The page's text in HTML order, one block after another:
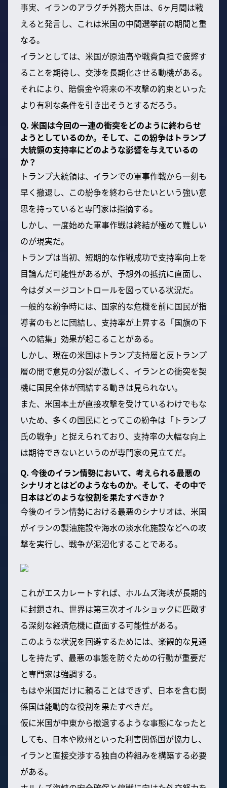
事実、イランのアラグチ外務大臣は、6ヶ月間は戦
えると発言し、これは米国の中間選挙前の期間と重
なる。
イランとしては、米国が原油高や戦費負担で疲弊す
ることを期待し、交渉を長期化させる動機がある。
それにより、賠償金や将来の不攻撃の約束といった
より有利な条件を引き出そうとするだろう。
Q. 米国は今回の一連の衝突をどのように終わらせ
ようとしているのか。そして、この紛争はトランプ
大統領の支持率にどのような影響を与えているの
か？
トランプ大統領は、イランでの軍事作戦から一刻も
早く撤退し、この紛争を終わらせたいという強い意
思を持っていると専門家は指摘する。
しかし、一度始めた軍事作戦は終結が極めて難しい
のが現実だ。
トランプは当初、短期的な作戦成功で支持率向上を
目論んだ可能性があるが、予想外の抵抗に直面し、
今はダメージコントロールを図っている状況だ。
一般的な紛争時には、国家的な危機を前に国民が指
導者のもとに団結し、支持率が上昇する「国旗の下
への結集」効果が起こることがある。
しかし、現在の米国はトランプ支持層と反トランプ
層の間で意見の分裂が激しく、イランとの衝突を契
機に国民全体が団結する動きは見られない。
また、米国本土が直接攻撃を受けているわけでもな
いため、多くの国民にとってこの紛争は「トランプ
氏の戦争」と捉えられており、支持率の大幅な向上
は期待できないというのが専門家の見立てだ。
Q. 今後のイラン情勢において、考えられる最悪の
シナリオとはどのようなものか。そして、その中で
日本はどのような役割を果たすべきか？
今後のイラン情勢における最悪のシナリオは、米国
がイランの製油施設や海水の淡水化施設などへの攻
撃を実行し、戦争が泥沼化することである。
これがエスカレートすれば、ホルムズ海峡が長期的
に封鎖され、世界は第三次オイルショックに匹敵す
る深刻な経済危機に直面する可能性がある。
このような状況を回避するためには、楽観的な見通
しを持たず、最悪の事態を防ぐための行動が重要だ
と専門家は強調する。
もはや米国だけに頼ることはできず、日本を含む関
係国は能動的な役割を果たすべきだ。
仮に米国が中東から撤退するような事態になったと
しても、日本や欧州といった利害関係国が協力し、
イランと直接交渉する独自の枠組みを構築する必要
がある。